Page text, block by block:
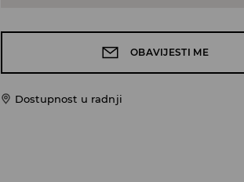
OBAVIJESTI ME
Dostupnost u radnji